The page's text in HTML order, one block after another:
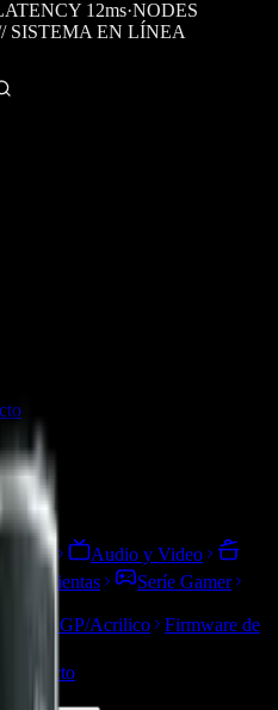
12ms·NODES
SISTEMA EN LÍNEA
Audio y Video
Seríe Gamer
LGP/Acrilico
Firmware de
Contacto